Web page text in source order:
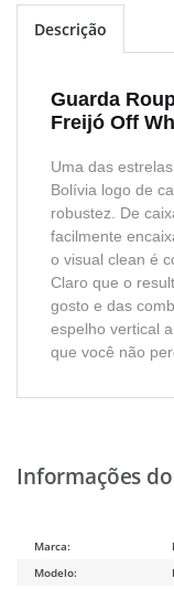
Descrição
Guarda
Freijó Off
Uma das
Bolívia logo de
robustez. De
facilmente
o visual clean é
Claro que o
gosto e das
espelho vertical
que você não
Marca:
Modelo: